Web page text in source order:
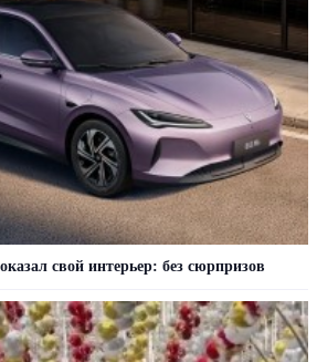
свой интерьер: без сюрпризов